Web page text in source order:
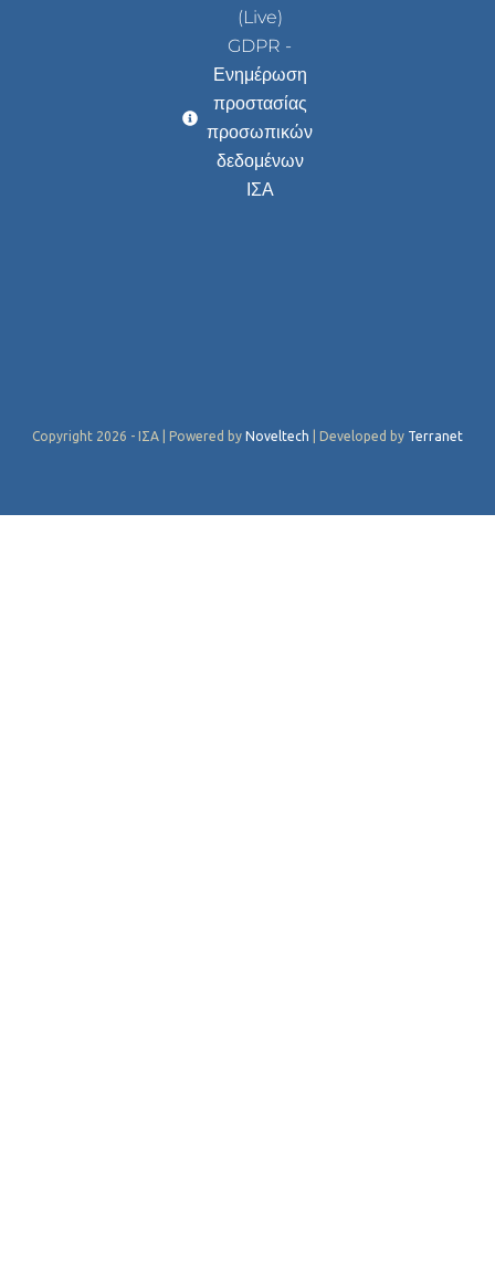
(Live)
GDPR -
Ενημέρωση
προστασίας
προσωπικών
δεδομένων
ΙΣΑ
Copyright 2026 - ΙΣΑ | Powered by Noveltech | Developed by Terranet